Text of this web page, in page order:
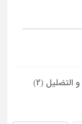
التضلیل (2)